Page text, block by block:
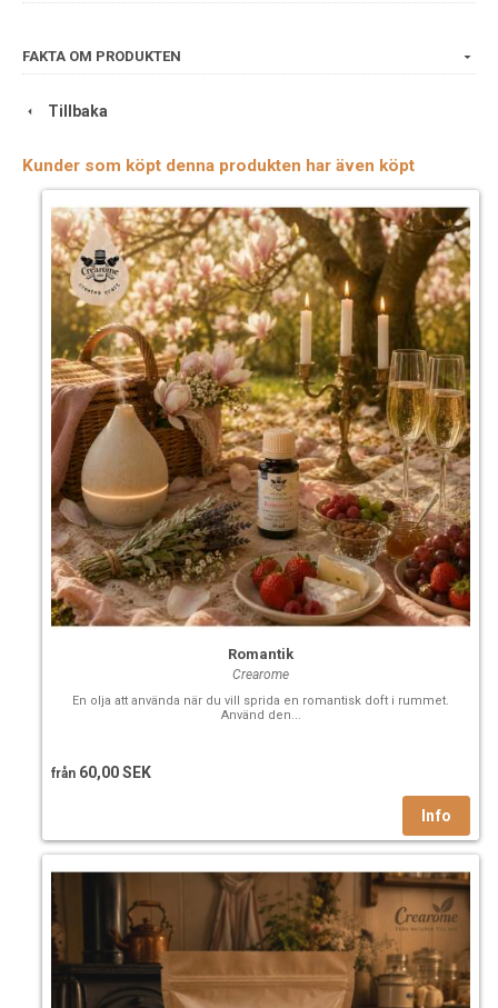
FAKTA OM PRODUKTEN
Tillbaka
Kunder som köpt denna produkten har även köpt
Romantik
Crearome
En olja att använda när du vill sprida en romantisk doft i rummet.
Använd den...
från 60,00 SEK